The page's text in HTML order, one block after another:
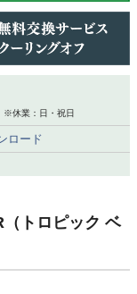
休業：日・祝日
ロード
トロピック ベ